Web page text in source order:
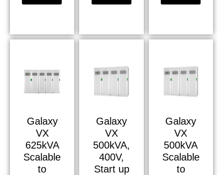
Galaxy
VX
500kVA
Scalable
Galaxy
VX
500kVA,
400V,
Start up
Galaxy
VX
625kVA
Scalable